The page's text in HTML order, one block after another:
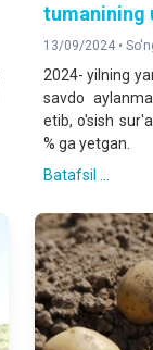
tumanining
13/09/2024 •
2024- yilning
savdo
etib, o'sish
% ga yetgan.
Batafsil ...